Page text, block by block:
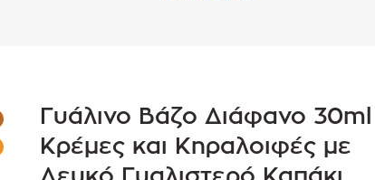
Γυάλινο Βάζο Διάφανο 30ml
Κρέμες και Κηραλοιφές με